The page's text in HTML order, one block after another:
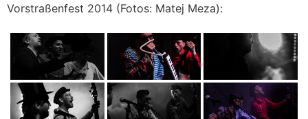
Vorstraßenfest 2014 (Fotos: Matej Meza):